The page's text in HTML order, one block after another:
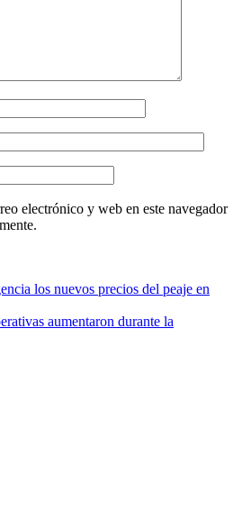
electrónico y web en este navegador
los nuevos precios del peaje en
aumentaron durante la